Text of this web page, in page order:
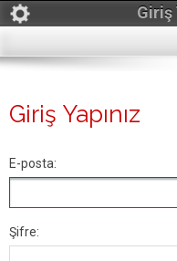
Giriş
Giriş Yapınız
E-posta:
Şifre: